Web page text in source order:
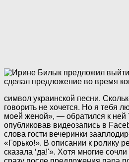
символ украинской песни.
говорить не хочется. Но я тебя
моей женой», — обратился к ней
опубликовав видеозапись в
слова гости вечеринки
«Горько!». В описании к ролику
сказала ‘да!'». Хотя многие